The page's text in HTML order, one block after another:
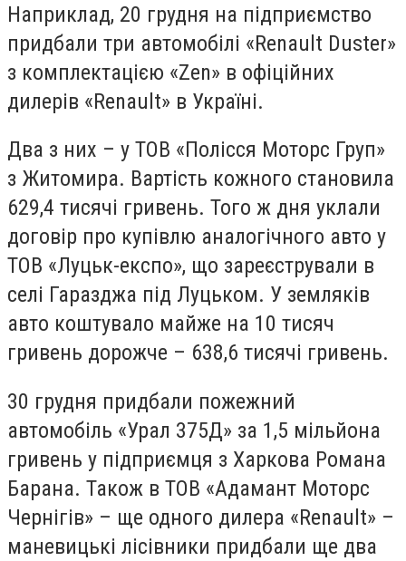
Наприклад, 20 грудня на підприємство
придбали три автомобілі «Renault Duster»
з комплектацією «Zen» в офіційних
дилерів «Renault» в Україні.
Два з них – у ТОВ «Полісся Моторс Груп»
з Житомира. Вартість кожного становила
629,4 тисячі гривень. Того ж дня уклали
договір про купівлю аналогічного авто у
ТОВ «Луцьк-експо», що зареєстрували в
селі Гаразджа під Луцьком. У земляків
авто коштувало майже на 10 тисяч
гривень дорожче – 638,6 тисячі гривень.
30 грудня придбали пожежний
автомобіль «Урал 375Д» за 1,5 мільйона
гривень у підприємця з Харкова Романа
Барана. Також в ТОВ «Адамант Моторс
Чернігів» – ще одного дилера «Renault» –
маневицькі лісівники придбали ще два